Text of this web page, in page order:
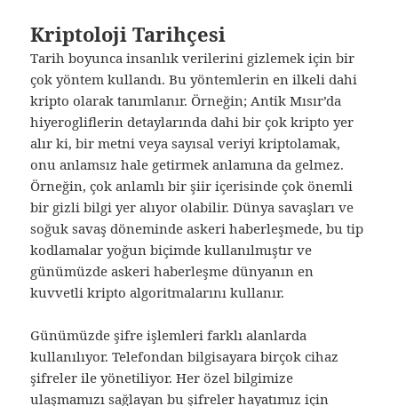
Kriptoloji Tarihçesi
Tarih boyunca insanlık verilerini gizlemek için bir
çok yöntem kullandı. Bu yöntemlerin en ilkeli dahi
kripto olarak tanımlanır. Örneğin; Antik Mısır’da
hiyerogliflerin detaylarında dahi bir çok kripto yer
alır ki, bir metni veya sayısal veriyi kriptolamak,
onu anlamsız hale getirmek anlamına da gelmez.
Örneğin, çok anlamlı bir şiir içerisinde çok önemli
bir gizli bilgi yer alıyor olabilir. Dünya savaşları ve
soğuk savaş döneminde askeri haberleşmede, bu tip
kodlamalar yoğun biçimde kullanılmıştır ve
günümüzde askeri haberleşme dünyanın en
kuvvetli kripto algoritmalarını kullanır.
Günümüzde şifre işlemleri farklı alanlarda
kullanılıyor. Telefondan bilgisayara birçok cihaz
şifreler ile yönetiliyor. Her özel bilgimize
ulaşmamızı sağlayan bu şifreler hayatımız için